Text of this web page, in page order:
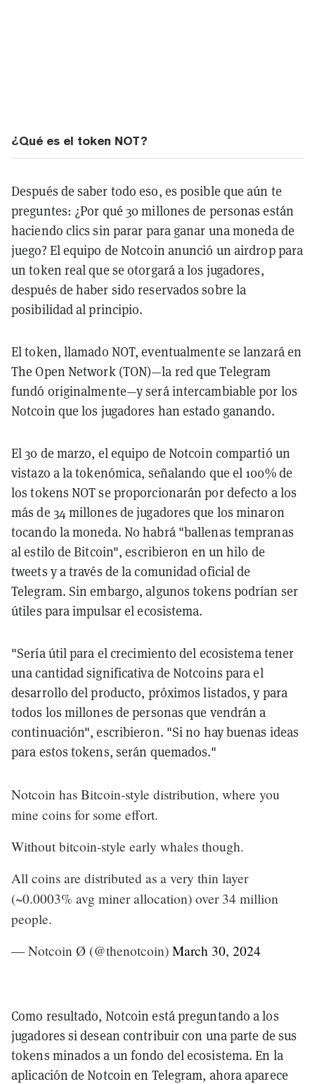
¿Qué es el token NOT?
Después de saber todo eso, es posible que aún te
preguntes: ¿Por qué 30 millones de personas están
haciendo clics sin parar para ganar una moneda de
juego? El equipo de Notcoin anunció un airdrop para
un token real que se otorgará a los jugadores,
después de haber sido reservados sobre la
posibilidad al principio.
El token, llamado NOT, eventualmente se lanzará en
The Open Network (TON)—la red que Telegram
fundó originalmente—y será intercambiable por los
Notcoin que los jugadores han estado ganando.
El 30 de marzo, el equipo de Notcoin compartió un
vistazo a la tokenómica, señalando que el 100% de
los tokens NOT se proporcionarán por defecto a los
más de 34 millones de jugadores que los minaron
tocando la moneda. No habrá "ballenas tempranas
al estilo de Bitcoin", escribieron en un hilo de
tweets y a través de la comunidad oficial de
Telegram. Sin embargo, algunos tokens podrían ser
útiles para impulsar el ecosistema.
"Sería útil para el crecimiento del ecosistema tener
una cantidad significativa de Notcoins para el
desarrollo del producto, próximos listados, y para
todos los millones de personas que vendrán a
continuación", escribieron. "Si no hay buenas ideas
para estos tokens, serán quemados."
Notcoin has Bitcoin-style distribution, where you
mine coins for some effort.
Without bitcoin-style early whales though.
All coins are distributed as a very thin layer
(~0.0003% avg miner allocation) over 34 million
people.
— Notcoin Ø (@thenotcoin) March 30, 2024
Como resultado, Notcoin está preguntando a los
jugadores si desean contribuir con una parte de sus
tokens minados a un fondo del ecosistema. En la
aplicación de Notcoin en Telegram, ahora aparece